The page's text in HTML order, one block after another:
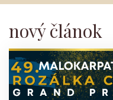
nový článok